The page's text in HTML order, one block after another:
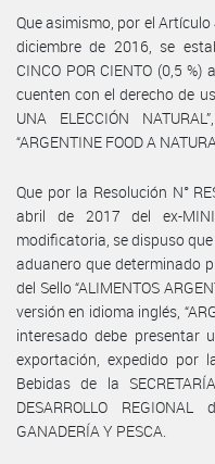
Que asimismo, por el Artículo
diciembre de 2016, se
CINCO POR CIENTO (0,5
cuenten con el derecho de
UNA ELECCIÓN
“ARGENTINE FOOD A
Que por la Resolución N°
abril de 2017 del ex-
modificatoria, se dispuso
aduanero que determinado
del Sello “ALIMENTOS
versión en idioma inglés,
interesado debe presentar
exportación, expedido por
Bebidas de la
DESARROLLO REGIONAL
GANADERÍA Y PESCA.